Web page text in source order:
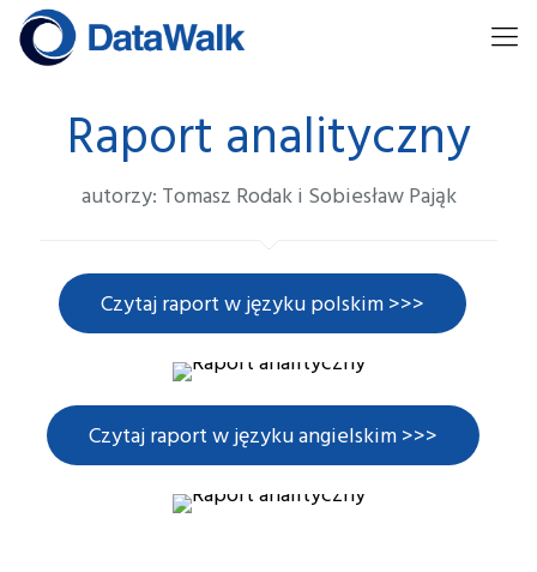
Raport analityczny
autorzy: Tomasz Rodak i Sobiesław Pająk
Czytaj raport w języku polskim >>>
Czytaj raport w języku angielskim >>>